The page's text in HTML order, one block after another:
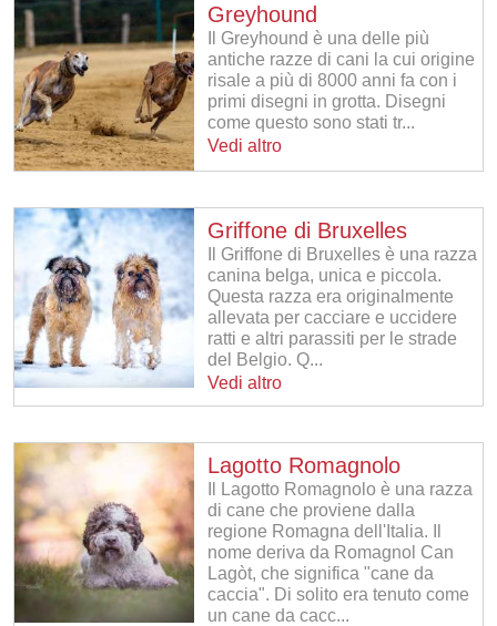
Greyhound
Il Greyhound è una delle più
antiche razze di cani la cui origine
risale a più di 8000 anni fa con i
primi disegni in grotta. Disegni
come questo sono stati tr...
Vedi altro
Griffone di Bruxelles
Il Griffone di Bruxelles è una razza
canina belga, unica e piccola.
Questa razza era originalmente
allevata per cacciare e uccidere
ratti e altri parassiti per le strade
del Belgio. Q...
Vedi altro
Lagotto Romagnolo
Il Lagotto Romagnolo è una razza
di cane che proviene dalla
regione Romagna dell'Italia. Il
nome deriva da Romagnol Can
Lagòt, che significa "cane da
caccia". Di solito era tenuto come
un cane da cacc...